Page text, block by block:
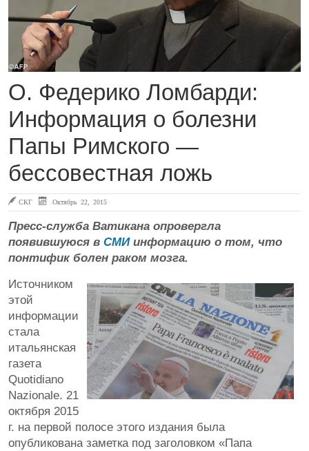
О. Федерико Ломбарди:
Информация о болезни
Папы Римского —
бессовестная ложь
СКГ Октябрь 22, 2015
Пресс-служба Ватикана опровергла
появившуюся в СМИинформацию о том, что
понтифик болен раком мозга.
Источником
этой
информации
стала
итальянская
газета
Quotidiano
Nazionale. 21
октября 2015
г. на первой полосе этого издания была
опубликована заметка под заголовком «Папа